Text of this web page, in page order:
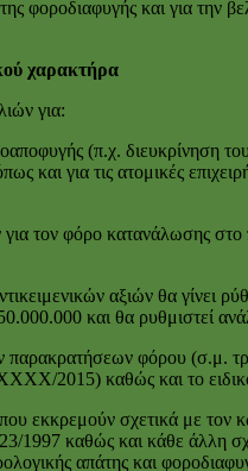
φοροδιαφυγής και για την
χαρακτήρα
για:
(π.χ. διευκρίνηση
και για τις ατομικές
τον φόρο κατανάλωσης στο
αξιών θα γίνει
και θα ρυθμιστεί
παρακρατήσεων φόρου (σ.μ.
2015) καθώς και το
εκκρεμούν σχετικά με τον
1997 καθώς και κάθε άλλη
απάτης και